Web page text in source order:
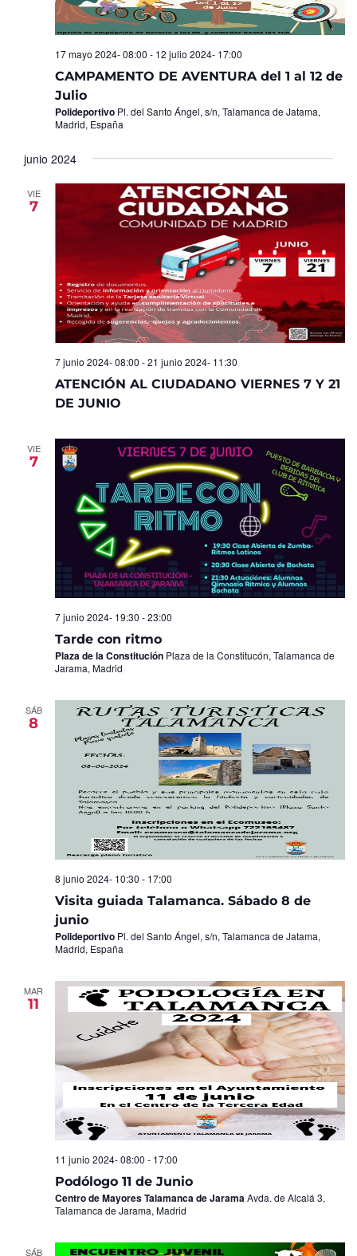
CAMPAMENTO DE AVENTURA del 1 al 12 de
Julio
17 mayo 2024- 08:00 - 12 julio 2024- 17:00
Polideportivo Pl. del Santo Ángel, s/n, Talamanca de Jatama,
Madrid, España
junio 2024
VIE
7
ATENCIÓN AL CIUDADANO VIERNES 7 Y 21
DE JUNIO
7 junio 2024- 08:00 -21 junio 2024- 11:30
VIE
7
Tarde con ritmo
7 junio 2024- 19:30 -23:00
Plaza de la Constitución Plaza de la Constitucón, Talamanca de
Jarama, Madrid
SÁB
8
Visita guiada Talamanca. Sábado 8 de
junio
8 junio 2024- 10:30 - 17:00
Polideportivo Pl. del Santo Ángel, s/n, Talamanca de Jatama,
Madrid, España
MAR
11
Podólogo 11 de Junio
11 junio 2024- 08:00 - 17:00
Centro de Mayores Talamanca de JaramaAvda. de Alcalá 3,
Talamanca de Jarama, Madrid
SÁB